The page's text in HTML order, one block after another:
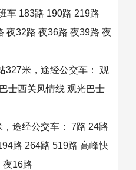
车 183路 190路 219路
夜32路 夜36路 夜39路 夜
327米，途经公交车： 观
士西关风情线 观光巴士
途经公交车： 7路 24路
路 264路 519路 高峰快
夜16路